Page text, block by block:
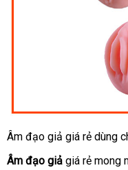
Âm đạo giả giá rẻ dùng
Âm đạo giả giá rẻ chiết
mong